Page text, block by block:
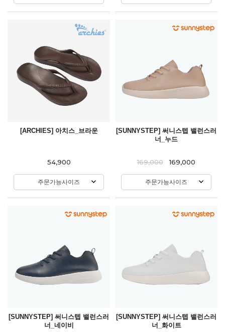
[ARCHIES] 아치스_브라운
54,900
주문가능사이즈
[SUNNYSTEP] 써니스텝 밸런스러
너_누드
169,000 169,000
주문가능사이즈
[SUNNYSTEP] 써니스텝 밸런스러
너_네이비
[SUNNYSTEP] 써니스텝 밸런스러
너_화이트